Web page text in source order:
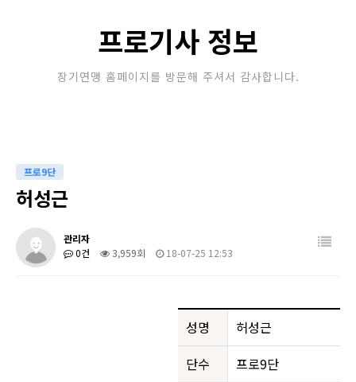
자료실
프로기사 정보
장기연맹 홈페이지를 방문해 주셔서 감사합니다.
프로9단
허성근
관리자
0건
3,959회 18-07-25 12:53
성명
허성근
단수
프로9단